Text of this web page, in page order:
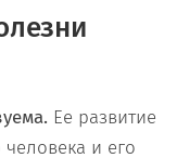
Ее развитие
и его